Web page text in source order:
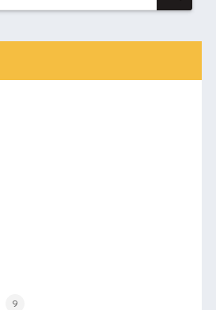
9